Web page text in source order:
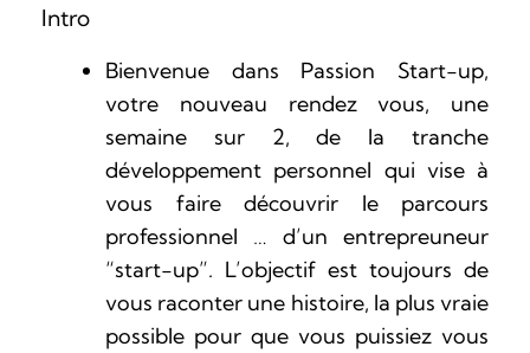
Intro
Bienvenue dans Passion Start-up,
votre nouveau rendez vous, une
semaine sur 2, de la tranche
développement personnel qui vise à
vous faire découvrir le parcours
professionnel … d’un entrepreuneur
“start-up”. L’objectif est toujours de
vous raconter une histoire, la plus vraie
possible pour que vous puissiez vous